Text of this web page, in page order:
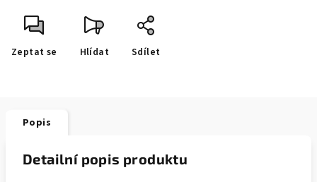
Zeptat se Hlídat Sdílet
Popis
Detailní popis produktu